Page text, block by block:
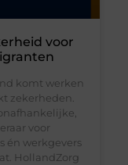
voor
komt werken
zekerheden.
voor
én werkgevers
HollandZorg